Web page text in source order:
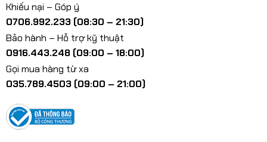
Khiếu nại – Góp ý
0706.992.233 (08:30 – 21:30)
Bảo hành – Hỗ trợ kỹ thuật
0916.443.248 (09:00 – 18:00)
Gọi mua hàng từ xa
035.789.4503 (09:00 – 21:00)